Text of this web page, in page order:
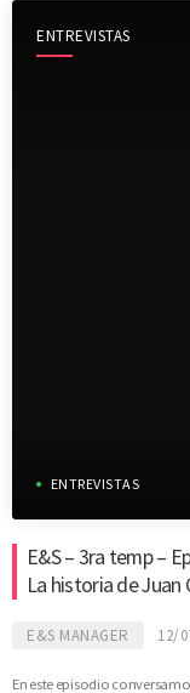
ENTREVISTAS
ENTREVISTAS
E&S – 3ra temp –
La historia de Juan
E&S MANAGER 12/
En este episodio